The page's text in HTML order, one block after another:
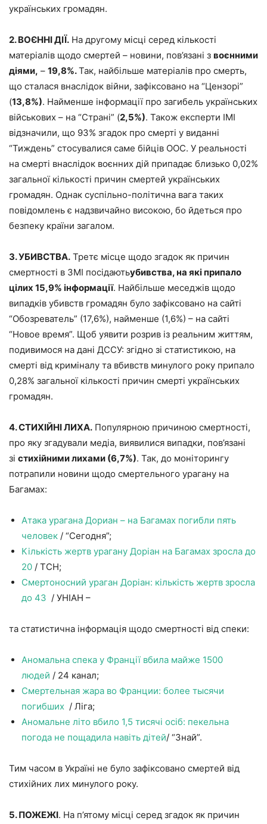
українських громадян.
2. ВОЄННІ ДІЇ. На другому місці серед кількості
матеріалів щодо смертей – новини, пов’язані з воєнними
діями, – 19,8%.Так, найбільше матеріалів про смерть,
що сталася внаслідок війни, зафіксовано на “Цензорі”
(13,8%). Найменше інформації про загибель українських
військових – на “Страні” (2,5%). Також експерти ІМІ
відзначили, що 93% згадок про смерті у виданні
“Тиждень” стосувалися саме бійців ООС. У реальності
на смерті внаслідок воєнних дій припадає близько 0,02%
загальної кількості причин смертей українських
громадян. Однак суспільно-політична вага таких
повідомлень є надзвичайно високою, бо йдеться про
безпеку країни загалом.
3. УБИВСТВА. Третє місце щодо згадок як причин
смертності в ЗМІ посідаютьубивства, на які припало
цілих 15,9% інформації. Найбільше меседжів щодо
випадків убивств громадян було зафіксовано на сайті
“Обозреватель” (17,6%), найменше (1,6%) – на сайті
“Новое время”. Щоб уявити розрив із реальним життям,
подивимося на дані ДССУ: згідно зі статистикою, на
смерті від криміналу та вбивств минулого року припало
0,28% загальної кількості причин смерті українських
громадян.
4. СТИХІЙНІ ЛИХА. Популярною причиною смертності,
про яку згадували медіа, виявилися випадки, пов’язані
зі стихійними лихами (6,7%). Так, до моніторингу
потрапили новини щодо смертельного урагану на
Багамах:
Атака урагана Дориан – на Багамах погибли пять
человек / “Сегодня”;
Кількість жертв урагану Доріан на Багамах зросла до
20 / ТСН;
Смертоносний ураган Доріан: кількість жертв зросла
до 43 / УНІАН –
та статистична інформація щодо смертності від спеки:
Аномальна спека у Франції вбила майже 1500
людей / 24 канал;
Смертельная жара во Франции: более тысячи
погибших / Ліга;
Аномальне літо вбило 1,5 тисячі осіб: пекельна
погода не пощадила навіть дітей/ “Знай”.
Тим часом в Україні не було зафіксовано смертей від
стихійних лих минулого року.
5. ПОЖЕЖІ. На п’ятому місці серед згадок як причин